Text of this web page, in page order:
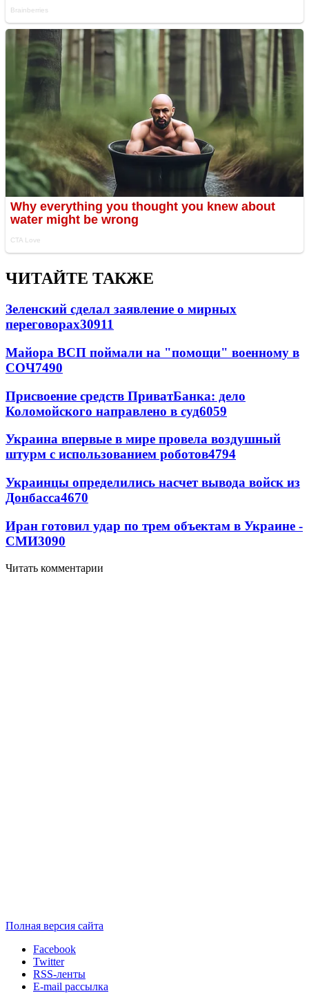
ЧИТАЙТЕ ТАКЖЕ
Зеленский сделал заявление о мирных
переговорах30911
Майора ВСП поймали на "помощи" военному в
СОЧ7490
Присвоение средств ПриватБанка: дело
Коломойского направлено в суд6059
Украина впервые в мире провела воздушный
штурм с использованием роботов4794
Украинцы определились насчет вывода войск из
Донбасса4670
Иран готовил удар по трем объектам в Украине -
СМИ3090
Читать комментарии
Полная версия сайта
Facebook
Twitter
RSS-ленты
E-mail рассылка